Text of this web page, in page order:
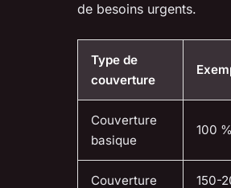
de besoins urgents.
Type de
couverture
Couverture
basique
100
Couverture 150-